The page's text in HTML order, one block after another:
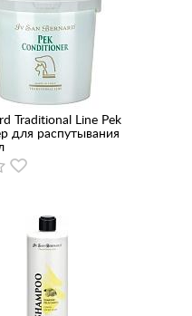
Traditional Line Pek
для распутывания